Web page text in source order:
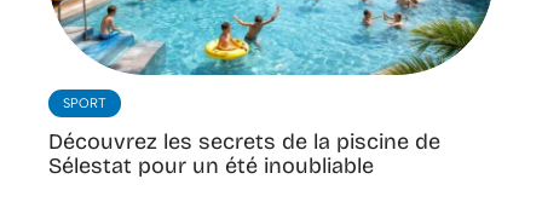
SPORT
Découvrez les secrets de la piscine de
Sélestat pour un été inoubliable